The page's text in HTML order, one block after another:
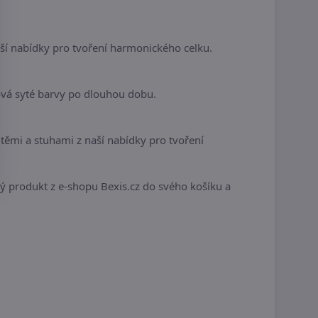
nabídky pro tvoření harmonického celku.
syté barvy po dlouhou dobu.
a stuhami z naší nabídky pro tvoření
z e-shopu Bexis.cz do svého košíku a